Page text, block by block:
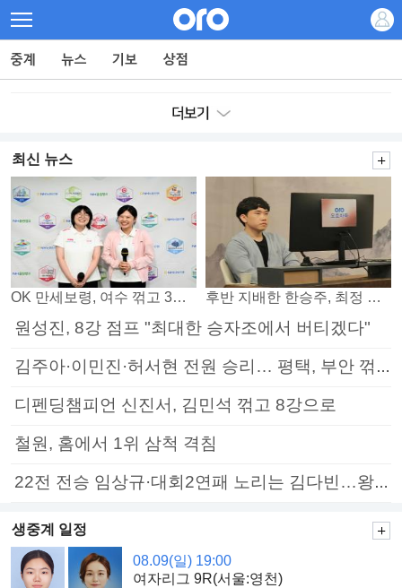
최신 뉴스
OK 만세보령, 여수 꺾고 3연패 탈출 후반 지배한 한승주, 최정 꺾고 8강 진출
원성진, 8강 점프 "최대한 승자조에서 버티겠다"
김주아·이민진·허서현 전원 승리… 평택, 부안 꺾고 5연승
디펜딩챔피언 신진서, 김민석 꺾고 8강으로
철원, 홈에서 1위 삼척 격침
22전 전승 임상규·대회2연패 노리는 김다빈…왕중왕전 16강 7일부터
생중계 일정
08.09(일) 19:00
여자리그 9R(서울:영천)